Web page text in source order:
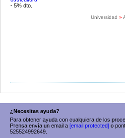
- 5% dto.
Universidad »
¿Necesitas ayuda?
Para obtener ayuda con cualquiera de los
Prensa envía un email a [email protected] o
525524992649.